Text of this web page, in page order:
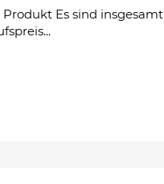
Es sind insgesamt